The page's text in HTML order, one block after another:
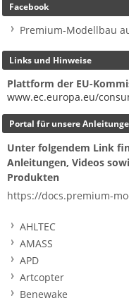
Facebook
Premium-Modellbau
Links und Hinweise
Plattform der EU-
www.ec.europa.eu/
Portal für unsere
Unter folgendem Link
Anleitungen, Videos
Produkten
https://docs.premium-
AHLTEC
AMASS
APD
Artcopter
Benewake